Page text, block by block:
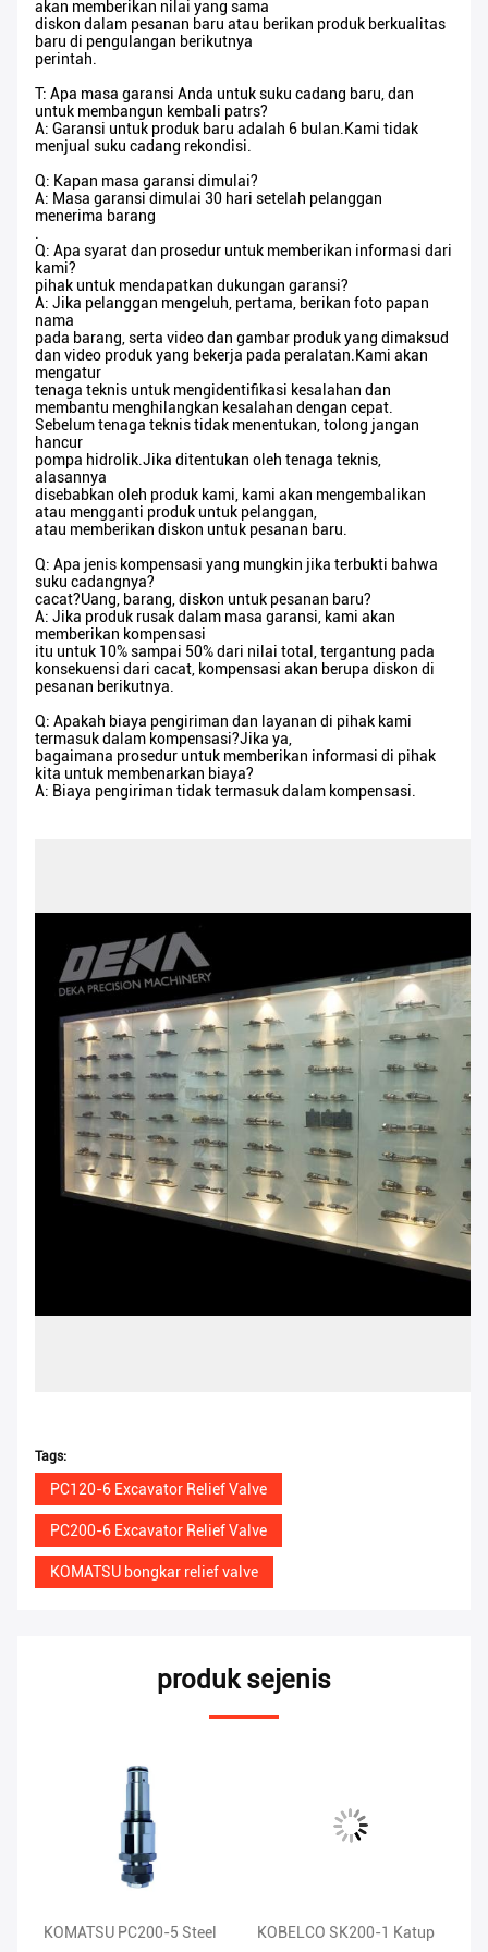
akan memberikan nilai yang sama
diskon dalam pesanan baru atau berikan produk berkualitas
baru di pengulangan berikutnya
perintah.
T: Apa masa garansi Anda untuk suku cadang baru, dan
untuk membangun kembali patrs?
A: Garansi untuk produk baru adalah 6 bulan.Kami tidak
menjual suku cadang rekondisi.
Q: Kapan masa garansi dimulai?
A: Masa garansi dimulai 30 hari setelah pelanggan
menerima barang
.
Q: Apa syarat dan prosedur untuk memberikan informasi dari
kami?
pihak untuk mendapatkan dukungan garansi?
A: Jika pelanggan mengeluh, pertama, berikan foto papan
nama
pada barang, serta video dan gambar produk yang dimaksud
dan video produk yang bekerja pada peralatan.Kami akan
mengatur
tenaga teknis untuk mengidentifikasi kesalahan dan
membantu menghilangkan kesalahan dengan cepat.
Sebelum tenaga teknis tidak menentukan, tolong jangan
hancur
pompa hidrolik.Jika ditentukan oleh tenaga teknis,
alasannya
disebabkan oleh produk kami, kami akan mengembalikan
atau mengganti produk untuk pelanggan,
atau memberikan diskon untuk pesanan baru.
Q: Apa jenis kompensasi yang mungkin jika terbukti bahwa
suku cadangnya?
cacat?Uang, barang, diskon untuk pesanan baru?
A: Jika produk rusak dalam masa garansi, kami akan
memberikan kompensasi
itu untuk 10% sampai 50% dari nilai total, tergantung pada
konsekuensi dari cacat, kompensasi akan berupa diskon di
pesanan berikutnya.
Q: Apakah biaya pengiriman dan layanan di pihak kami
termasuk dalam kompensasi?Jika ya,
bagaimana prosedur untuk memberikan informasi di pihak
kita untuk membenarkan biaya?
A: Biaya pengiriman tidak termasuk dalam kompensasi.
Tags:
PC120-6 Excavator Relief Valve
PC200-6 Excavator Relief Valve
KOMATSU bongkar relief valve
produk sejenis
KOMATSU PC200-5 Steel
KOBELCO SK200-1 Katup